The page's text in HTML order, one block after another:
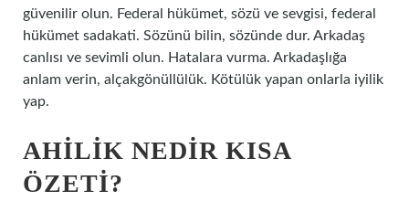
güvenilir olun. Federal hükümet, sözü ve sevgisi, federal
hükümet sadakati. Sözünü bilin, sözünde dur. Arkadaş
canlısı ve sevimli olun. Hatalara vurma. Arkadaşlığa
anlam verin, alçakgönüllülük. Kötülük yapan onlarla iyilik
yap.
AHILIK NEDIR KISA
ÖZETI?